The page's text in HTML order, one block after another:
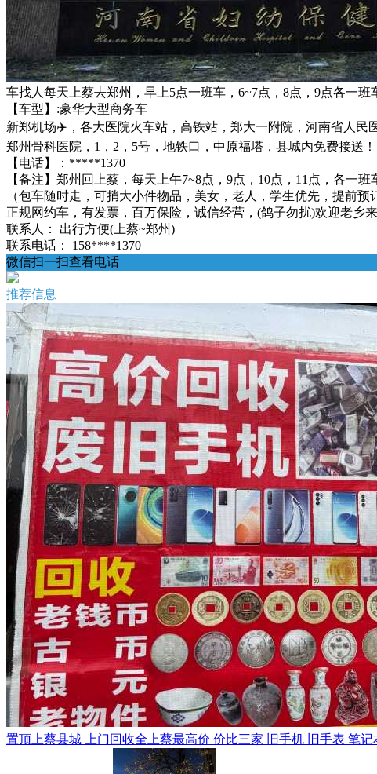
车找人每天上蔡去郑州，早上5点一班车，6~7点，8点，9点各一
【车型】:豪华大型商务车
新郑机场✈️，各大医院火车站，高铁站，郑大一附院，河南省人民
郑州骨科医院，1，2，5号，地铁口，中原福塔，县城内免费接送！
【电话】：*****1370
【备注】郑州回上蔡，每天上午7~8点，9点，10点，11点，各一
（包车随时走，可捎大小件物品，美女，老人，学生优先，提前预
正规网约车，有发票，百万保险，诚信经营，(鸽子勿扰)欢迎老乡
联系人：
出行方便(上蔡~郑州)
联系电话：
158****1370
微信扫一扫查看电话
推荐信息
置顶 上蔡县城 上门回收全上蔡最高价 价比三家 旧手机 旧手表 笔